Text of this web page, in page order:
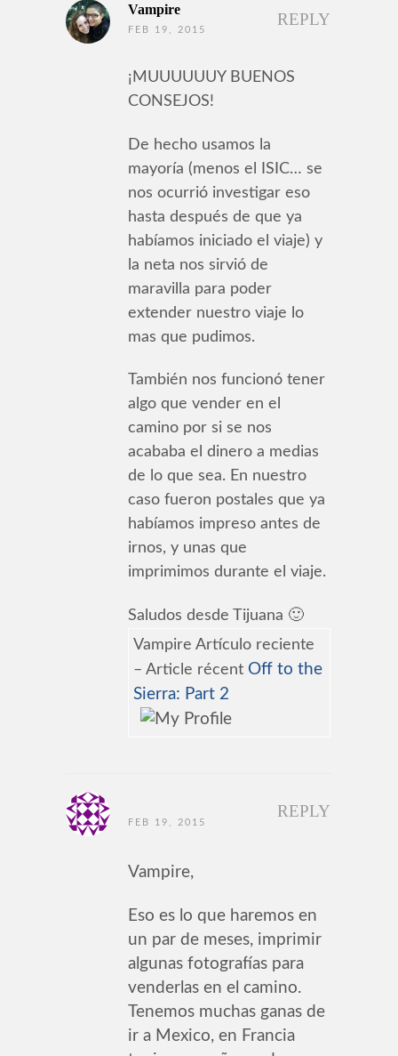
Vampire
FEB 19, 2015
REPLY
¡MUUUUUUY BUENOS
CONSEJOS!
De hecho usamos la
mayoría (menos el ISIC… se
nos ocurrió investigar eso
hasta después de que ya
habíamos iniciado el viaje) y
la neta nos sirvió de
maravilla para poder
extender nuestro viaje lo
mas que pudimos.
También nos funcionó tener
algo que vender en el
camino por si se nos
acababa el dinero a medias
de lo que sea. En nuestro
caso fueron postales que ya
habíamos impreso antes de
irnos, y unas que
imprimimos durante el viaje.
Saludos desde Tijuana 🙂
Vampire Artículo reciente
– Article récent Off to the
Sierra: Part 2
FEB 19, 2015
REPLY
Vampire,
Eso es lo que haremos en
un par de meses, imprimir
algunas fotografías para
venderlas en el camino.
Tenemos muchas ganas de
ir a Mexico, en Francia